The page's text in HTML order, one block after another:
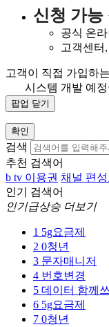
신청 가능
공식 온
고객센터
고객이 직접 가입하
시스템 개발 예정
팝업 닫기
확인
검색
추천 검색어
b tv 이용권 채널 편성
인기 검색어
인기급상승 더보기
1 5g요금제
2 0청년
3 문자매니저
4 번호변경
5 데이터 함께쓰
6 5g요금제
7 0청년